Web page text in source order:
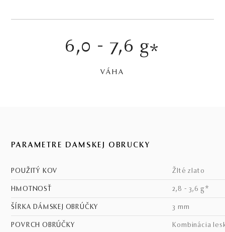
6,0 - 7,6 g*
VÁHA
PARAMETRE DÁMSKEJ OBRÚČKY
POUŽITÝ KOV žlté zlato
HMOTNOSŤ 2,8 - 3,6 g*
ŠÍRKA DÁMSKEJ OBRÚČKY 3 mm
POVRCH OBRÚČKY kombinácia